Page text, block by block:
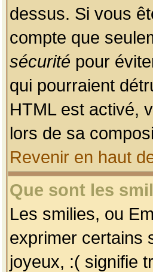
dessus. Si vous
compte que
sécurité pour
qui pourraient
HTML est activé,
lors de sa
Revenir en haut
Que sont les
Les smilies, ou
exprimer certains
joyeux, :( signifie